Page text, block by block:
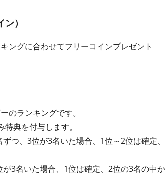
）
ングに合わせてフリーコインプレゼント
のランキングです。
典を付与します。
つ、3位が3名いた場合、1位～2位は確定
3名いた場合、1位は確定、2位の3名の中